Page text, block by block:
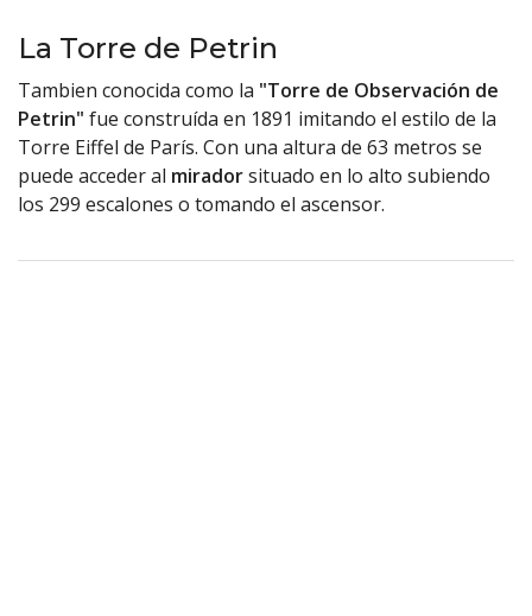
La Torre de Petrin
Tambien conocida como la "Torre de Observación de
Petrin" fue construída en 1891 imitando el estilo de la
Torre Eiffel de París. Con una altura de 63 metros se
puede acceder al miradorsituado en lo alto subiendo
los 299 escalones o tomando el ascensor.